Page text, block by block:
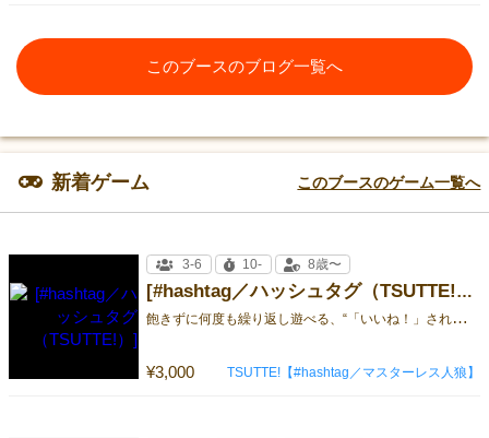
このブースのブログ一覧へ
新着ゲーム このブースのゲーム一覧へ
[#hashtag／ハッシュタグ（TSUTTE!）]
飽
きずに何度も繰り返し遊べる、“「いいね！」される、ハッシュタグ大喜利ゲーム”
¥3,000
3-6 10- 8歳〜
TSUTTE!【#hashtag／マスターレス人狼】